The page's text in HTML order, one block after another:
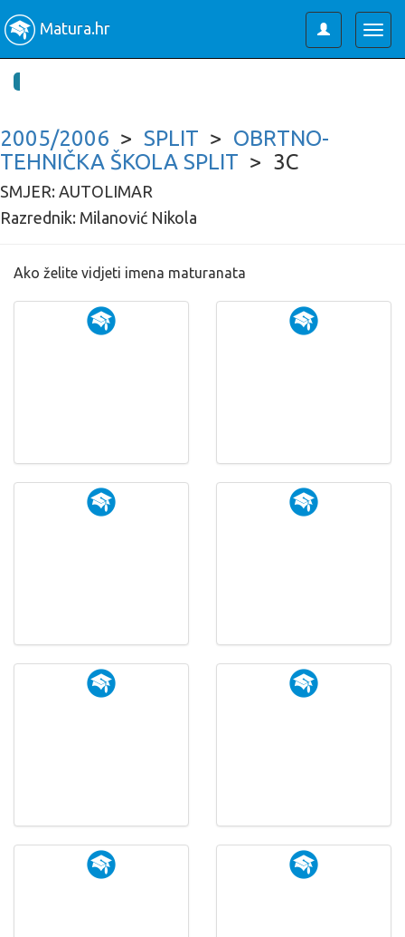
Toggle
user
Matura.hr
2005/2006 > SPLIT > OBRTNO-
TEHNIČKA ŠKOLA SPLIT > 3C
SMJER: AUTOLIMAR
Razrednik: Milanović Nikola
Ako želite vidjeti imena maturanata